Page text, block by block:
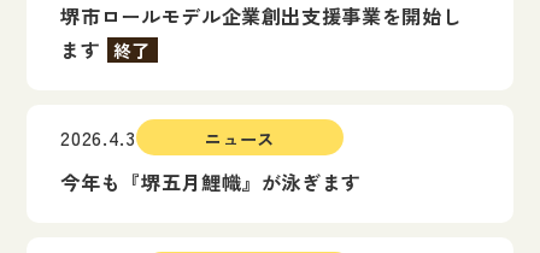
堺市ロールモデル企業創出支援事業を開始し
ます 終了
2026.4.3 ニュース
今年も『堺五月鯉幟』が泳ぎます